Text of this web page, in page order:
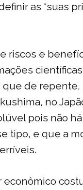
as “suas
riscos e
de
no
pois não
tipo, e que a